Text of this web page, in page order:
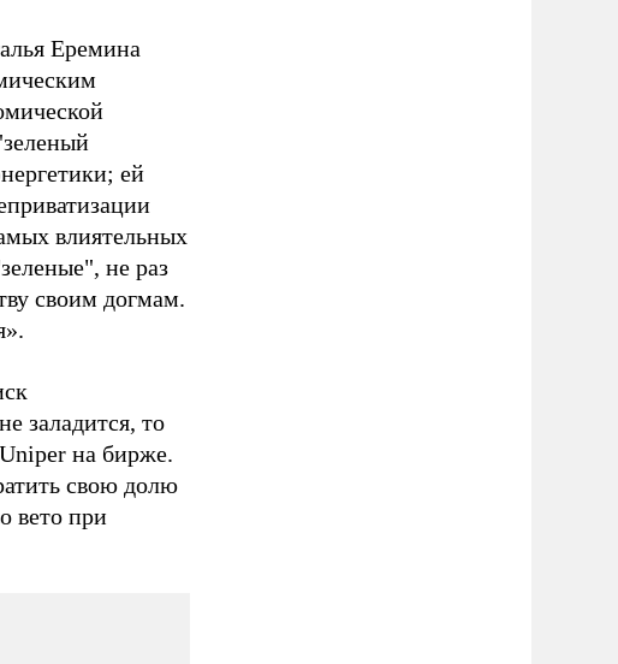
Еремина
ей
влиятельных
не раз
своим догмам.
заладится, то
на бирже.
свою долю
вето при